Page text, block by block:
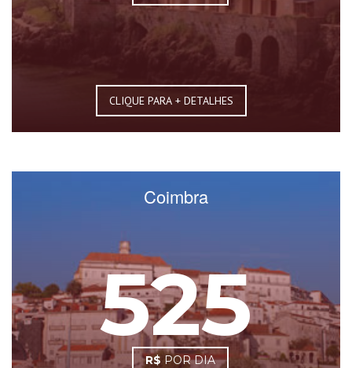
CLIQUE PARA + DETALHES
525
R$ POR DIA
Coimbra